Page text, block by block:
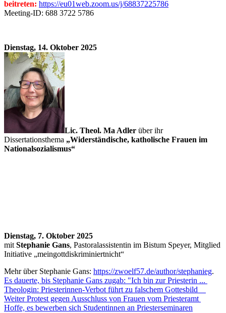
beitreten: https://eu01web.zoom.us/j/68837225786
Meeting-ID: 688 3722 5786
Dienstag, 14. Oktober 2025
Lic. Theol. Ma Adler über ihr
Dissertationsthema „Widerständische, katholische Frauen im
Nationalsozialismus“
Dienstag, 7. Oktober 2025
mit Stephanie Gans, Pastoralassistentin im Bistum Speyer, Mitglied
Initiative „meingottdiskriminiertnicht“
Mehr über Stephanie Gans: https://zwoelf57.de/author/stephanieg.
Es dauerte, bis Stephanie Gans zugab: "Ich bin zur Priesterin ...
Theologin: Priesterinnen-Verbot führt zu falschem Gottesbild
Weiter Protest gegen Ausschluss von Frauen vom Priesteramt
Hoffe, es bewerben sich Studentinnen an Priesterseminaren